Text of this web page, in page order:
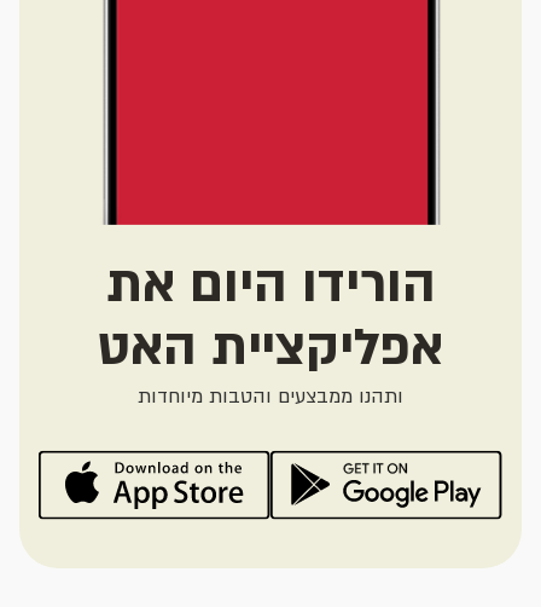
הורידו היום את
אפליקציית האט
ותהנו ממבצעים והטבות מיוחדות